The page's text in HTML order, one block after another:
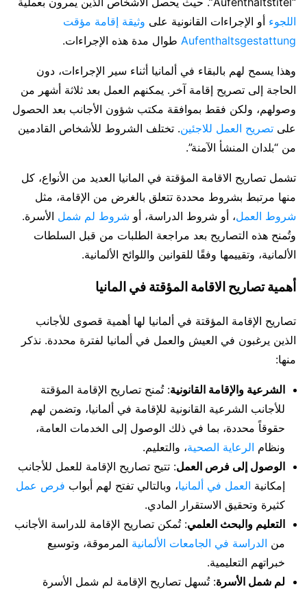
اللجوء أو الإجراءات القانونية على وثيقة إقامة مؤقت
Aufenthaltsgestattung طوال مدة هذه الإجراءات.
وهذا يسمح لهم بالبقاء في ألمانيا أثناء سير الإجراءات، دون
الحاجة إلى تصريح إقامة آخر. يمكنهم العمل بعد ثلاثة أشهر من
وصولهم، ولكن فقط بموافقة مكتب شؤون الأجانب بعد الحصول
على تصريح العمل للاجئين. تختلف الشروط للأشخاص القادمين
من “بلدان المنشأ الآمنة”.
تشمل تصاريح الاقامة المؤقتة في المانيا العديد من الأنواع، كل
منها مرتبط بشروط محددة تتعلق بالغرض من الإقامة، مثل
شروط العمل، أو شروط الدراسة، أو شروط لم شمل الأسرة.
وتُمنح هذه التصاريح بعد مراجعة الطلبات من قبل السلطات
الألمانية، وتقييمها وفقًا للقوانين واللوائح الألمانية.
أهمية تصاريح الاقامة المؤقتة في المانيا
تصاريح الإقامة المؤقتة في ألمانيا لها أهمية قصوى للأجانب
الذين يرغبون في العيش والعمل في ألمانيا لفترة محددة. نذكر
منها:
الشرعية والإقامة القانونية: تُمنح تصاريح الإقامة المؤقتة
للأجانب الشرعية القانونية للإقامة في ألمانيا، وتضمن لهم
حقوقاً محددة، بما في ذلك الوصول إلى الخدمات العامة،
ونظام الرعاية الصحية، والتعليم.
الوصول إلى فرص العمل: تتيح تصاريح الإقامة للعمل للأجانب
إمكانية العمل في ألمانيا، وبالتالي تفتح لهم أبواب فرص عمل
كثيرة وتحقيق الاستقرار المادي.
التعليم والبحث العلمي: تُمكن تصاريح الإقامة للدراسة الأجانب
من الدراسة في الجامعات الألمانية المرموقة، وتوسيع
خبراتهم التعليمية.
لم شمل الأسرة: تُسهل تصاريح الإقامة لم شمل الأسرة